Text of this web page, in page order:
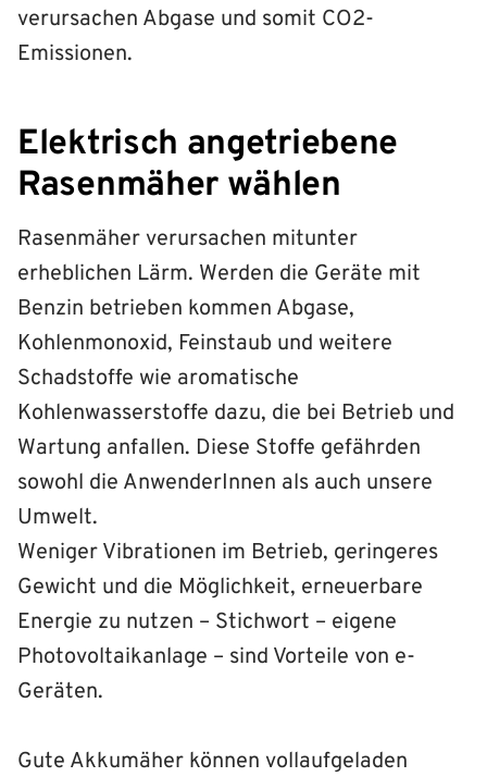
verursachen Abgase und somit CO2-
Emissionen.
Elektrisch angetriebene
Rasenmäher wählen
Rasenmäher verursachen mitunter
erheblichen Lärm. Werden die Geräte mit
Benzin betrieben kommen Abgase,
Kohlenmonoxid, Feinstaub und weitere
Schadstoffe wie aromatische
Kohlenwasserstoffe dazu, die bei Betrieb und
Wartung anfallen. Diese Stoffe gefährden
sowohl die AnwenderInnen als auch unsere
Umwelt.
Weniger Vibrationen im Betrieb, geringeres
Gewicht und die Möglichkeit, erneuerbare
Energie zu nutzen – Stichwort – eigene
Photovoltaikanlage – sind Vorteile von e-
Geräten.
Gute Akkumäher können vollaufgeladen